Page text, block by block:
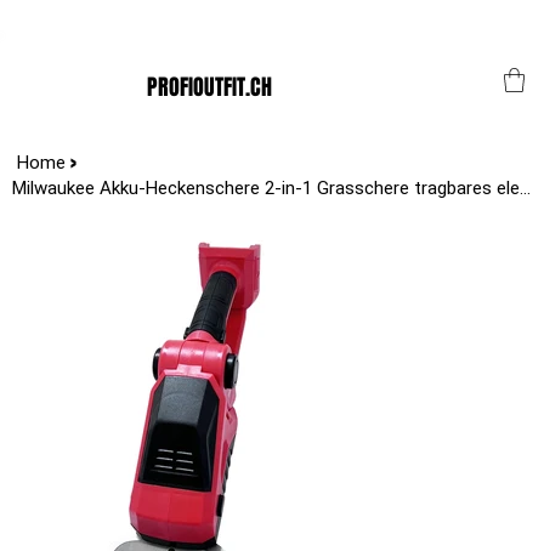
PROFIOUTFIT.CH
Home >
Milwaukee Akku-Heckenschere 2-in-1 Grasschere tragbares elektrisches Strauchsch